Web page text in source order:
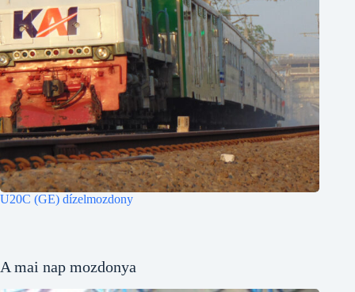
U20C (GE) dízelmozdony
A mai nap mozdonya